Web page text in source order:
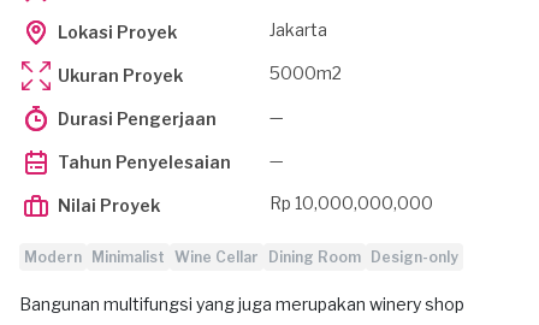
Lokasi Proyek Jakarta
Ukuran Proyek 5000m2
Durasi Pengerjaan —
Tahun Penyelesaian —
Nilai Proyek Rp 10,000,000,000
Modern Minimalist Wine Cellar Dining Room Design-only
Bangunan multifungsi yang juga merupakan winery shop